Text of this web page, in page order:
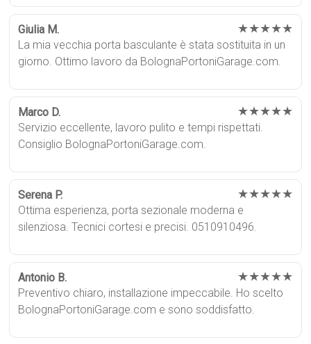
Giulia M. ★★★★★
La mia vecchia porta basculante è stata sostituita in un
giorno. Ottimo lavoro da BolognaPortoniGarage.com.
Marco D. ★★★★★
Servizio eccellente, lavoro pulito e tempi rispettati.
Consiglio BolognaPortoniGarage.com.
Serena P. ★★★★★
Ottima esperienza, porta sezionale moderna e
silenziosa. Tecnici cortesi e precisi. 0510910496.
Antonio B. ★★★★★
Preventivo chiaro, installazione impeccabile. Ho scelto
BolognaPortoniGarage.com e sono soddisfatto.